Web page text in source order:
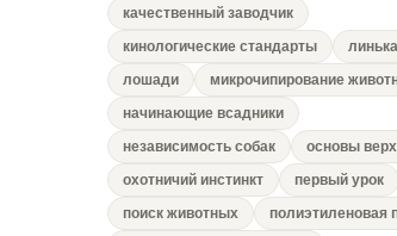
качественный заводчик
кинологические стандарты
лошади
микрочипирование
начинающие всадники
независимость собак
основы
охотничий инстинкт
первый урок
поиск животных
полиэтиленовая